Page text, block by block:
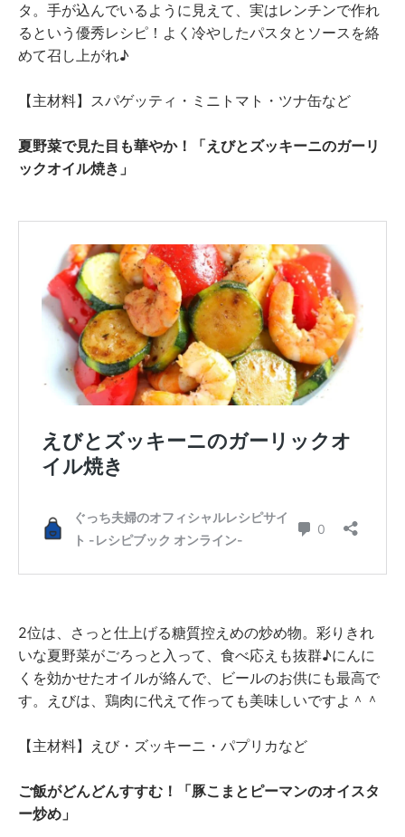
タ。手が込んでいるように見えて、実はレンチンで作れ
るという優秀レシピ！よく冷やしたパスタとソースを絡
めて召し上がれ♪
【主材料】スパゲッティ・ミニトマト・ツナ缶など
夏野菜で見た目も華やか！「えびとズッキーニのガーリ
ックオイル焼き」
2位は、さっと仕上げる糖質控えめの炒め物。彩りきれ
いな夏野菜がごろっと入って、食べ応えも抜群♪にんに
くを効かせたオイルが絡んで、ビールのお供にも最高で
す。えびは、鶏肉に代えて作っても美味しいですよ＾＾
【主材料】えび・ズッキーニ・パプリカなど
ご飯がどんどんすすむ！「豚こまとピーマンのオイスタ
ー炒め」